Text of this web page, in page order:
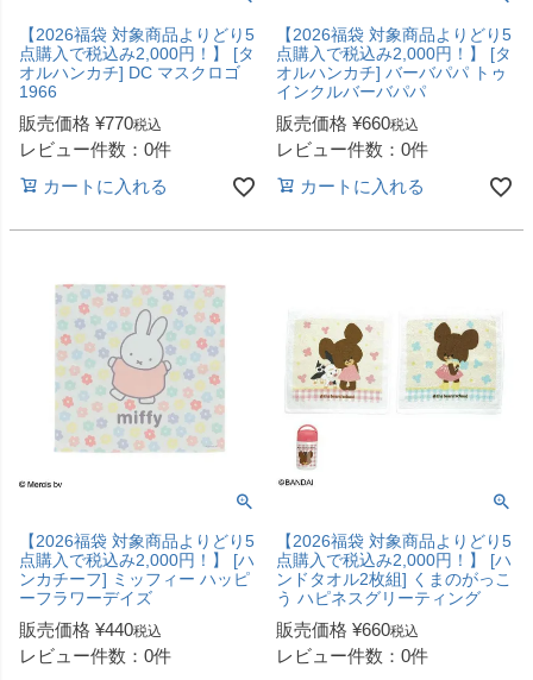
【2026福袋 対象商品よりどり5
点購入で税込み2,000円！】 [タ
オルハンカチ] DC マスクロゴ
1966
販売価格 ¥770税込
レビュー件数：0件
カートに入れる
【2026福袋 対象商品よりどり5
点購入で税込み2,000円！】 [タ
オルハンカチ] バーバパパ トゥ
インクルバーバパパ
販売価格 ¥660税込
レビュー件数：0件
カートに入れる
【2026福袋 対象商品よりどり5
点購入で税込み2,000円！】 [ハ
ンカチーフ] ミッフィー ハッピ
ーフラワーデイズ
販売価格 ¥440税込
レビュー件数：0件
【2026福袋 対象商品よりどり5
点購入で税込み2,000円！】 [ハ
ンドタオル2枚組] くまのがっこ
う ハピネスグリーティング
販売価格 ¥660税込
レビュー件数：0件